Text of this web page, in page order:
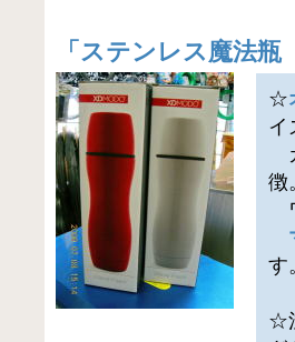
「 ステンレス魔法
☆
イ
徴
す
☆